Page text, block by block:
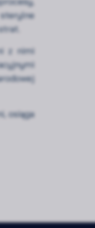
z nimi
osiąga